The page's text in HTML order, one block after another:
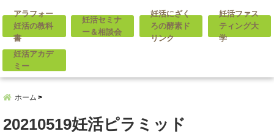
アラフォー
妊活の教科
書
妊活セミナ
ー＆相談会
妊活にざく
ろの酵素ド
リンク
妊活ファス
ティング大
学
妊活アカデ
ミー
ホーム
20210519妊活ピラミッド